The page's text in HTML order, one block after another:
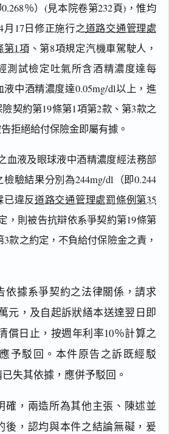
％）(見本院卷第232頁)，惟均
月17日修正施行之道路交通管理處
第1項 、第8項規定汽機車駕駛人，
測試檢定吐氣所含酒精濃度達每
液中酒精濃度達0.05mg/dl以上，進
契約第19條第1項第2款、第3款之
拒絕給付保險金即屬有據。
血液及眼球液中酒精濃度經法務部
驗結果分別為244mg/dl（即0.244
已違反道路交通管理處罰條例第35
，則被告抗辯依系爭契約第19條第
3款之約定，不負給付保險金之責，
依據系爭契約之法律關係，請求
元，及自起訴狀繕本送達翌日即
償日止，按週年利率10％計算之
予駁回。本件原告之訴既經駁
失其依據，應併予駁回。
確，兩造所為其他主張、陳述並
後，認均與本件之結論無礙，爰